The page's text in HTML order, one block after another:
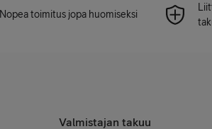
Nopea toimitus jopa huomiseksi
Valmistajan takuu